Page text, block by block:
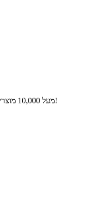
מעל 10,000 מוצרים ומאכלים במאגר עם ערכים תזונתיים!